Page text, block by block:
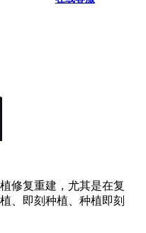
修复重建，尤其是在复
、即刻种植、种植即刻